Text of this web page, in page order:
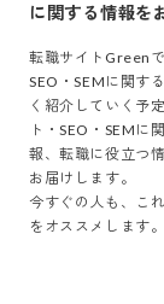
に関する情報を
転職サイトGreenで
SEO・SEM に関す
く紹介していく予
ト・SEO・SEM に
報、転職に役立つ
お届けします。
今すぐの人も、こ
をオススメします。